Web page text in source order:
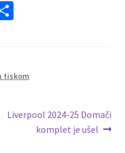
S
e
tiskom
Next
Liverpool 2024-25 Domači
komplet je ušel